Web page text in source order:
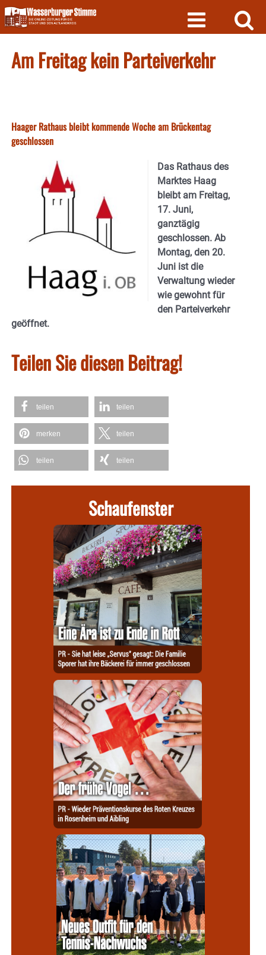
Skip
to
content
Am Freitag kein Parteiverkehr
Haager Rathaus bleibt kommende Woche am Brückentag
geschlossen
Das Rathaus des
Marktes Haag
bleibt am Freitag,
17. Juni,
ganztägig
geschlossen. Ab
Montag, den 20.
Juni ist die
Verwaltung wieder
wie gewohnt für
den Parteiverkehr
geöffnet.
Teilen Sie diesen Beitrag!
teilen teilen
merken teilen
teilen teilen
Schaufenster